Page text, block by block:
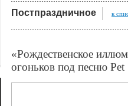
Постпраздничное к
«Рождественское
огоньков под песню